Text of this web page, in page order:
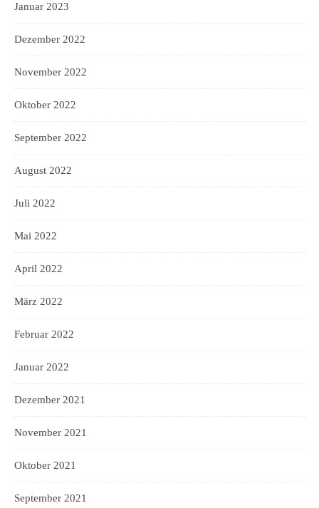
Januar 2023
Dezember 2022
November 2022
Oktober 2022
September 2022
August 2022
Juli 2022
Mai 2022
April 2022
März 2022
Februar 2022
Januar 2022
Dezember 2021
November 2021
Oktober 2021
September 2021